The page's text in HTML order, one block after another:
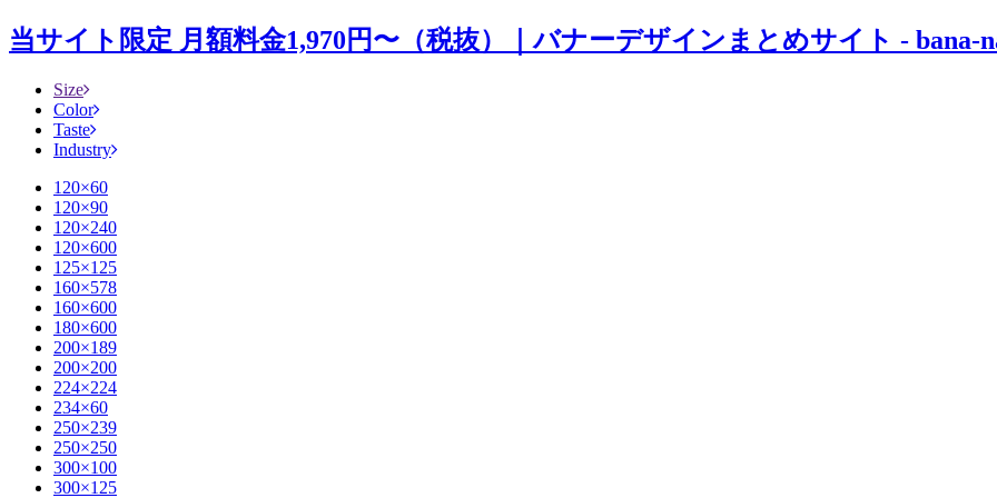
当サイト限定 月額料金1,970円〜（税抜）｜バナーデザインまとめサイト - bana-
Size
Color
Taste
Industry
120×60
120×90
120×240
120×600
125×125
160×578
160×600
180×600
200×189
200×200
224×224
234×60
250×239
250×250
300×100
300×125